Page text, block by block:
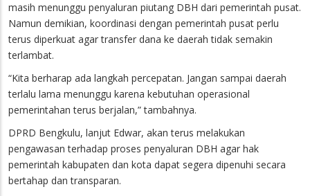
masih menunggu penyaluran piutang DBH dari pemerintah pusat.
Namun demikian, koordinasi dengan pemerintah pusat perlu
terus diperkuat agar transfer dana ke daerah tidak semakin
terlambat.
“Kita berharap ada langkah percepatan. Jangan sampai daerah
terlalu lama menunggu karena kebutuhan operasional
pemerintahan terus berjalan,” tambahnya.
DPRD Bengkulu, lanjut Edwar, akan terus melakukan
pengawasan terhadap proses penyaluran DBH agar hak
pemerintah kabupaten dan kota dapat segera dipenuhi secara
bertahap dan transparan.